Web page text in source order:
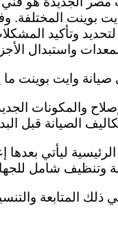
بوينت
وتأكيد
واستبدال
صيانة وايت بوينت ما
والمكونات
الصيانة قبل
ليأتي بعدها
وتنظيف شامل
في ذلك المتابعة